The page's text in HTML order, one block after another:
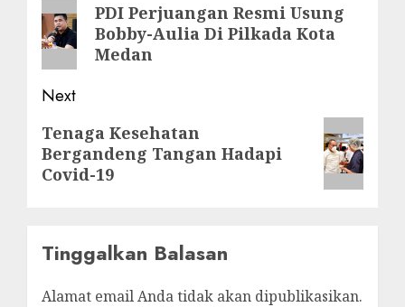
navigation
Previous
post:
PDI Perjuangan Resmi Usung
Bobby-Aulia Di Pilkada Kota
Medan
Next
Next
post:
Tenaga Kesehatan
Bergandeng Tangan Hadapi
Covid-19
Tinggalkan Balasan
Alamat email Anda tidak akan dipublikasikan.